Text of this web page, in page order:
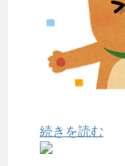
続きを読む